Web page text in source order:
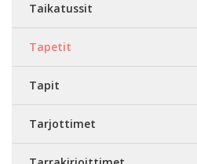
Taikatussit
Tapetit
Tapit
Tarjottimet